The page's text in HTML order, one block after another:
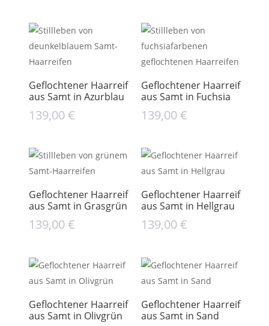
Geflochtener Haarreif
aus Samt in Azurblau
139,00€
Geflochtener Haarreif
aus Samt in Fuchsia
139,00€
Geflochtener Haarreif
aus Samt in Grasgrün
139,00€
Geflochtener Haarreif
aus Samt in Hellgrau
139,00€
Geflochtener Haarreif
aus Samt in Olivgrün
Geflochtener Haarreif
aus Samt in Sand